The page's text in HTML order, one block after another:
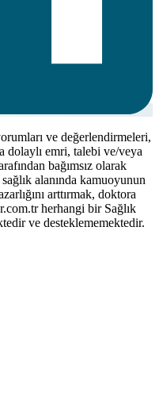
ve değerlendirmeleri,
dolaylı emri, talebi ve/veya
bağımsız olarak
alanında kamuoyunun
arttırmak, doktora
herhangi bir Sağlık
ve desteklememektedir.